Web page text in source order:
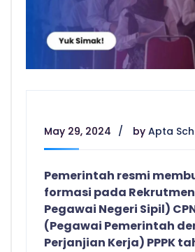
May 29, 2024 by Apta
Pemerintah resmi
formasi pada
Pegawai Negeri Sipil)
(Pegawai Pemerintah
Perjanjian Kerja) PPPK